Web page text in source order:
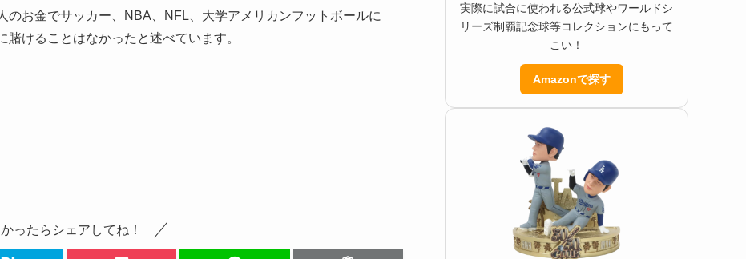
のお金でサッカー、NBA、NFL、大学アメリカンフットボールに
けることはなかったと述べています。
ったらシェアしてね！
実際に試合に使われる公式球やワールドシ
リーズ制覇記念球等コレクションにもって
こい！
Amazonで探す